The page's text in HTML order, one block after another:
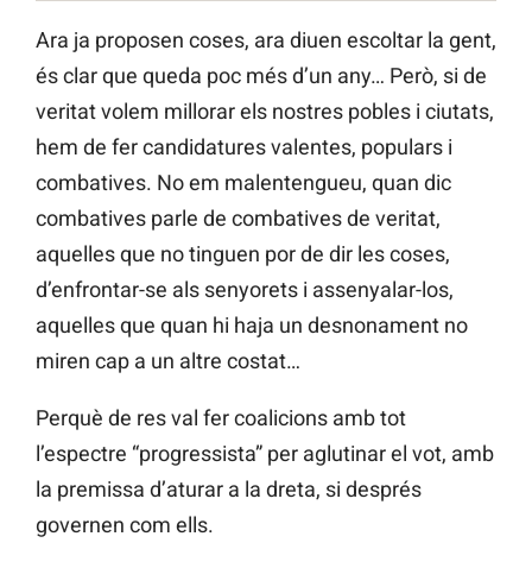
Ara ja proposen coses, ara diuen escoltar la gent,
és clar que queda poc més d’un any… Però, si de
veritat volem millorar els nostres pobles i ciutats,
hem de fer candidatures valentes, populars i
combatives. No em malentengueu, quan dic
combatives parle de combatives de veritat,
aquelles que no tinguen por de dir les coses,
d’enfrontar-se als senyorets i assenyalar-los,
aquelles que quan hi haja un desnonament no
miren cap a un altre costat…
Perquè de res val fer coalicions amb tot
l’espectre “progressista” per aglutinar el vot, amb
la premissa d’aturar a la dreta, si després
governen com ells.